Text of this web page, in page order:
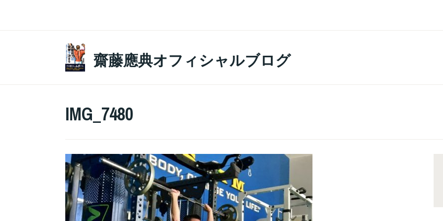
齋藤應典オフィシャルブログ
IMG_7480